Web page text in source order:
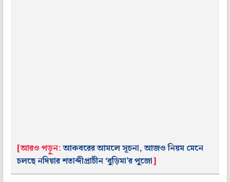
[আরও পড়ুন:আকবরের আমলে সূচনা, আজও নিয়ম মেনে
চলছে নদিয়ার শতাব্দীপ্রাচীন ‘বুড়িমা’র পুজো]